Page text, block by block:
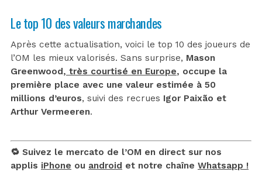
Le top 10 des valeurs marchandes
Après cette actualisation, voici le top 10 des joueurs de
l’OM les mieux valorisés. Sans surprise, Mason
Greenwood, très courtisé en Europe, occupe la
première place avec une valeur estimée à 50
millions d’euros, suivi des recrues Igor Paixão et
Arthur Vermeeren.
🔁 Suivez le mercato de l’OM en direct sur nos
applis iPhone ou android et notre chaîne Whatsapp !